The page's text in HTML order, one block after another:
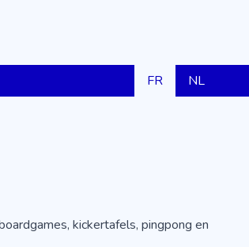
FR NL
kickertafels, pingpong en